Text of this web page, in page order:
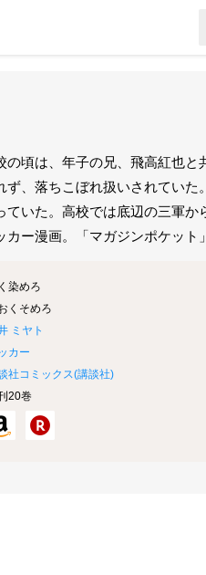
の頃は、年子の兄、飛高紅也
ず、落ちこぼれ扱いされてい
ていた。高校では底辺の三軍
カー漫画。「マガジンポケット
染めろ
くそめろ
ミヤト
カー
社コミックス(講談社)
20巻